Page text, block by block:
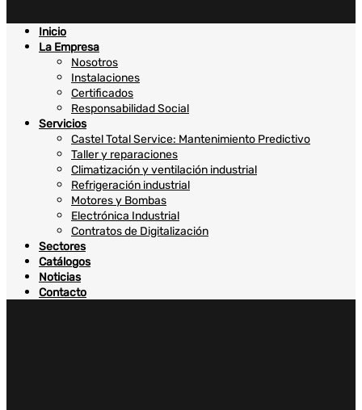
Inicio
La Empresa
Nosotros
Instalaciones
Certificados
Responsabilidad Social
Servicios
Castel Total Service: Mantenimiento Predictivo
Taller y reparaciones
Climatización y ventilación industrial
Refrigeración industrial
Motores y Bombas
Electrónica Industrial
Contratos de Digitalización
Sectores
Catálogos
Noticias
Contacto